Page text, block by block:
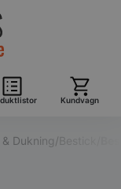
Kundvagn
Dukning/Bestick